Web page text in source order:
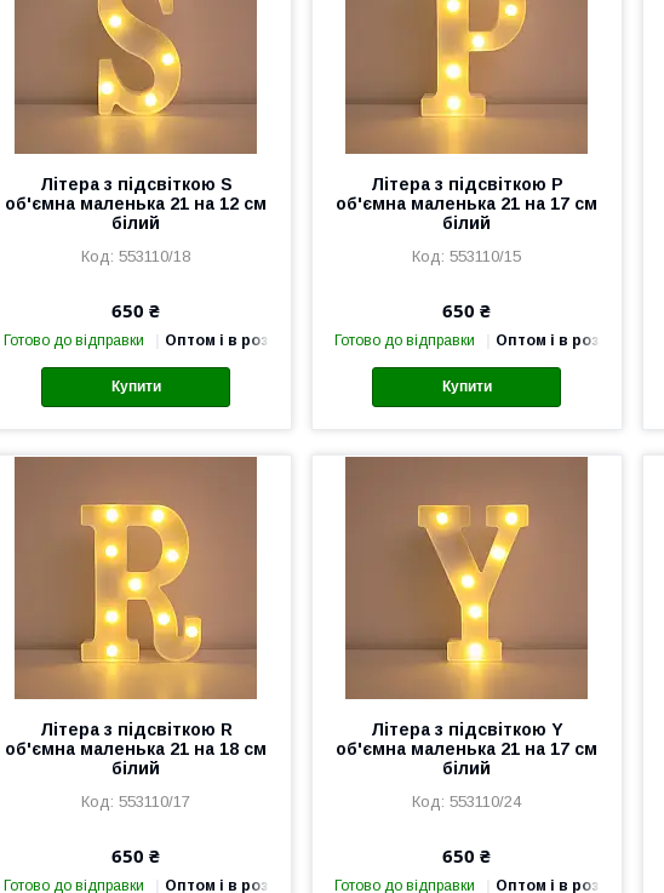
Літера з підсвіткою S
об'ємна маленька 21 на 12 см
білий
553110/18
650 ₴
Готово до відправки Оптом і в роздріб
Купити
Літера з підсвіткою P
об'ємна маленька 21 на 17 см
білий
553110/15
650 ₴
Готово до відправки Оптом і в роздріб
Купити
Літера з підсвіткою R
об'ємна маленька 21 на 18 см
білий
553110/17
650 ₴
Готово до відправки Оптом і в роздріб
Літера з підсвіткою Y
об'ємна маленька 21 на 17 см
білий
553110/24
650 ₴
Готово до відправки Оптом і в роздріб